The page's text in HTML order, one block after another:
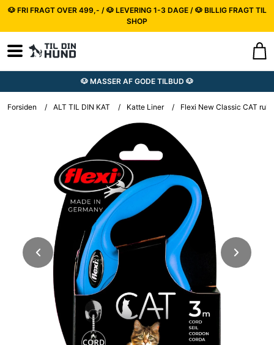
🐶 FRI FRAGT OVER 499,- / 🐶 LEVERING 1-3 DAGE / 🐶 BILLIG FRAGT TIL
SHOP
🐶 MASSER AF GODE TILBUD 🐶
Forsiden / ALT TIL DIN KAT / Katte Liner / Flexi New Classic CAT